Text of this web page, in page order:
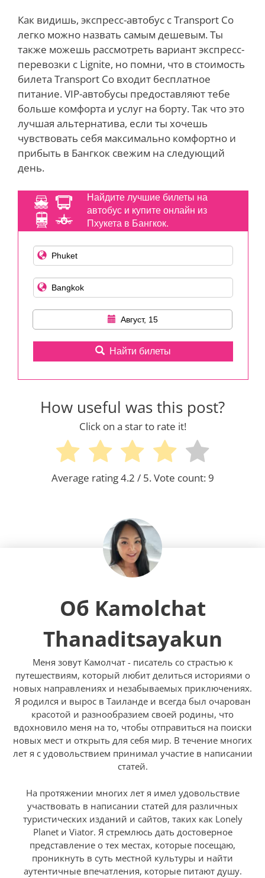
Как видишь, экспресс-автобус с Transport Co
легко можно назвать самым дешевым.Ты
также можешь рассмотреть вариант экспресс-
перевозки с Lignite, но помни, что в стоимость
билета Transport Co входит бесплатное
питание. VIP-автобусы предоставляют тебе
больше комфорта и услуг на борту. Так что это
лучшая альтернатива, если ты хочешь
чувствовать себя максимально комфортно и
прибыть в Бангкок свежим на следующий
день.
Найдите лучшие билеты на
автобус и купите онлайн из
Пхукета в Бангкок.
Август, 15
Найти билеты
How useful was this post?
Click on a star to rate it!
Average rating4.2 / 5. Vote count: 9
Об Kamolchat
Thanaditsayakun
Меня зовут Камолчат - писатель со страстью к
путешествиям, который любит делиться историями о
новых направлениях и незабываемых приключениях.
Я родился и вырос в Таиланде и всегда был очарован
красотой и разнообразием своей родины, что
вдохновило меня на то, чтобы отправиться на поиски
новых мест и открыть для себя мир. В течение многих
лет я с удовольствием принимал участие в написании
статей.
На протяжении многих лет я имел удовольствие
участвовать в написании статей для различных
туристических изданий и сайтов, таких как Lonely
Planet и Viator. Я стремлюсь дать достоверное
представление о тех местах, которые посещаю,
проникнуть в суть местной культуры и найти
аутентичные впечатления, которые питают душу.